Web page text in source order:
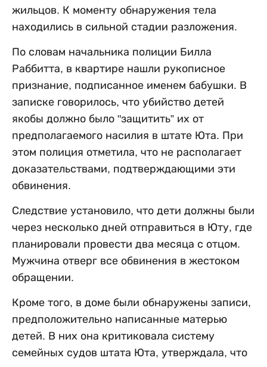
жильцов. К моменту обнаружения тела
находились в сильной стадии разложения.
По словам начальника полиции Билла
Раббитта, в квартире нашли рукописное
признание, подписанное именем бабушки. В
записке говорилось, что убийство детей
якобы должно было "защитить” их от
предполагаемого насилия в штате Юта. При
этом полиция отметила, что не располагает
доказательствами, подтверждающими эти
обвинения.
Следствие установило, что дети должны были
через несколько дней отправиться в Юту, где
планировали провести два месяца с отцом.
Мужчина отверг все обвинения в жестоком
обращении.
Кроме того, в доме были обнаружены записи,
предположительно написанные матерью
детей. В них она критиковала систему
семейных судов штата Юта, утверждала, что